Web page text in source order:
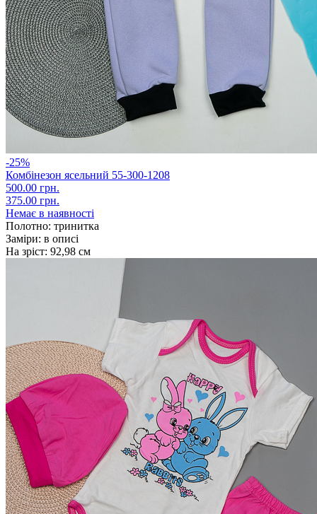
-25%
Комбінезон ясельний 55-300-1208
500.00 грн.
375.00 грн.
Немає в наявності
Полотно: тринитка
Заміри: в описі
На зріст: 92,98 см